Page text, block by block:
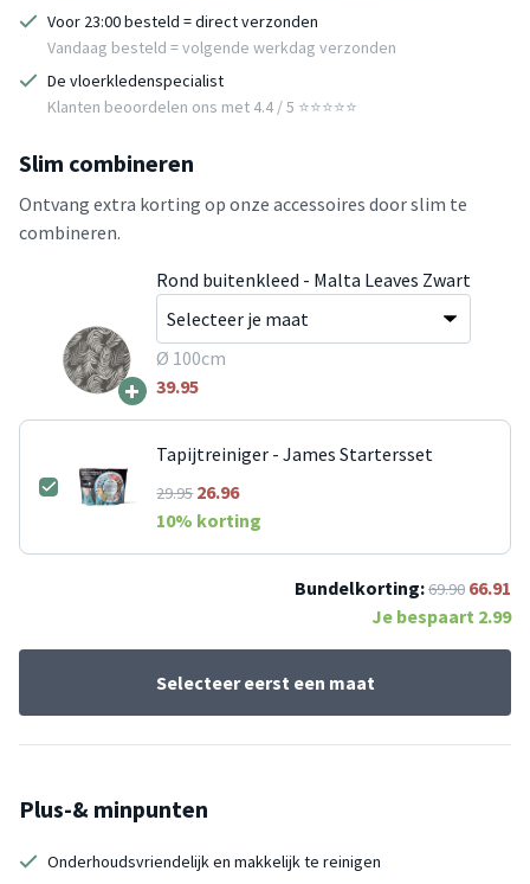
Voor 23:00 besteld = direct verzonden
Vandaag besteld = volgende werkdag verzonden
De vloerkledenspecialist
Klanten beoordelen ons met 4.4 / 5 ⭐⭐⭐⭐⭐
Slim combineren
Ontvang extra korting op onze accessoires door slim te
combineren.
+
Rond buitenkleed - Malta Leaves Zwart
Ø 100cm
39.95
Tapijtreiniger - James Startersset
29.9526.96
10% korting
Bundelkorting:69.90 66.91
Je bespaart 2.99
Selecteer eerst een maat
Plus-& minpunten
Onderhoudsvriendelijk en makkelijk te reinigen